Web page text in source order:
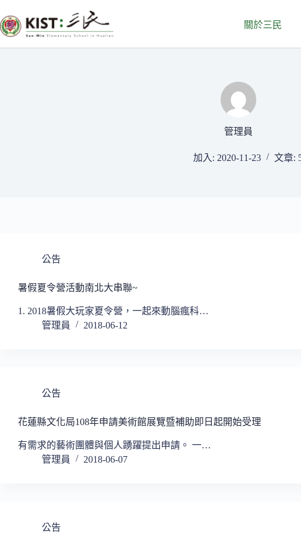
至
主
要
關於三民
管理員
加入: 2020-11-23 文章:
公告
暑假夏令營活動南北大串聯~
1. 2018暑假大玩家夏令營，一起來動腦瘋科…
管理員
2018-06-12
公告
花蓮縣文化局108年申請美術館展覽暨補助即日起開始受理
有需求的藝術團體與個人踴躍提出申請。 一…
管理員
2018-06-07
公告